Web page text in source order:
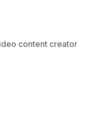
content creator